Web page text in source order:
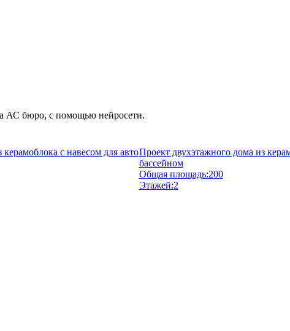
АС бюро, с помощью нейросети.
с навесом для автоПроект двухэтажного дома из
бассейном
Общая площадь:200
Этажей:2